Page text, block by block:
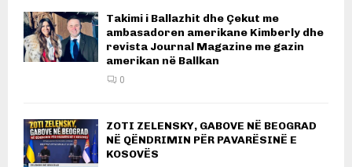
Takimi i Ballazhit dhe Çekut me
ambasadoren amerikane Kimberly dhe
revista Journal Magazine me gazin
amerikan në Ballkan
0
ZOTI ZELENSKY, GABOVE NË BEOGRAD
NË QËNDRIMIN PËR PAVARËSINË E
KOSOVËS